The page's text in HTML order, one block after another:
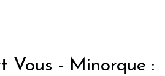
Vous - Minorque :